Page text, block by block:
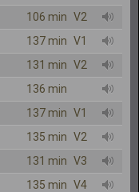
106 min V2
137 min V1
131 min V2
136 min
137 min V1
135 min V2
131 min V3
135 min V4